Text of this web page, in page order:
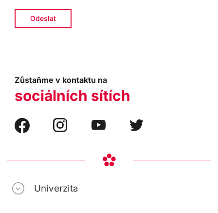
Zůstaňme v kontaktu na
sociálních sítích
Univerzita